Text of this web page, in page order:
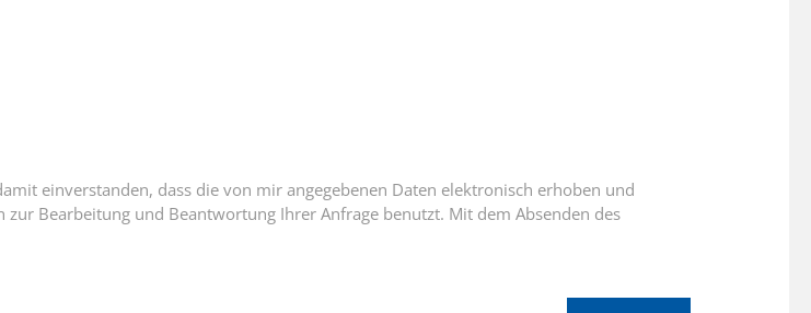
einverstanden, dass die von mir angegebenen Daten elektronisch erhoben und
Bearbeitung und Beantwortung Ihrer Anfrage benutzt. Mit dem Absenden des